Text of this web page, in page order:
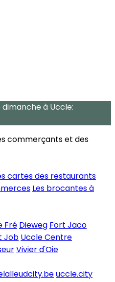
dimanche à Uccle:
commerçants et des
cartes des restaurants
Les brocantes à
Fré Dieweg Fort Jaco
Job Uccle Centre
Vivier d'Oie
uccle.city